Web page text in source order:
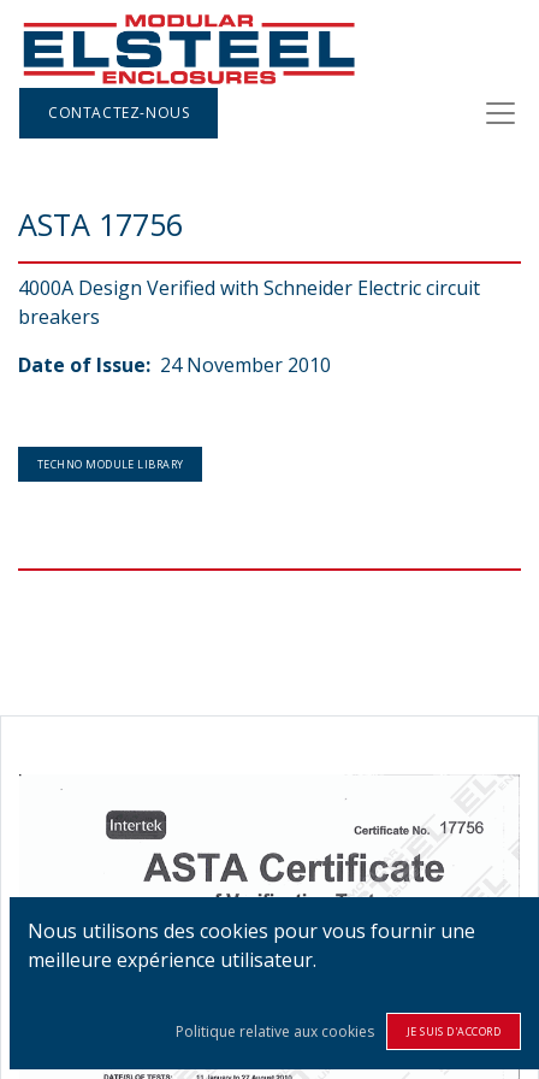
CONTACTEZ-NOUS
ASTA 17756
4000A Design Verified with Schneider Electric circuit
breakers
Date of Issue: 24 November 2010
TECHNO MODULE LIBRARY
Nous utilisons des cookies pour vous fournir une
meilleure expérience utilisateur.
Politique relative aux cookies JE SUIS D'ACCORD